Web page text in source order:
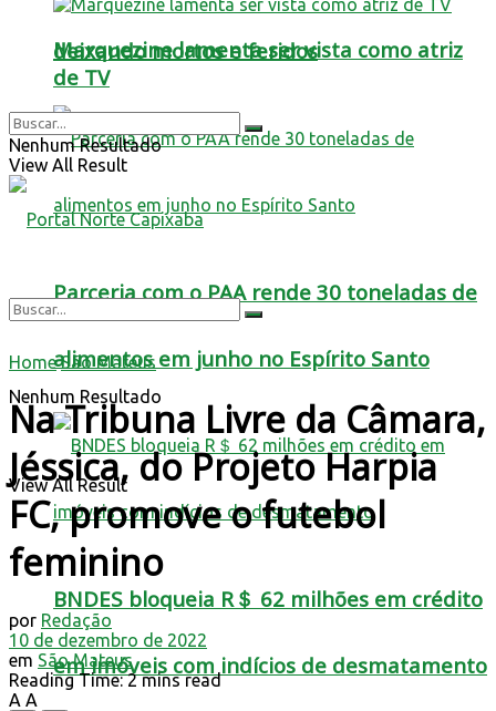
deixando mortos e feridos
Parceria com o PAA rende 30 toneladas de
alimentos em junho no Espírito Santo
BNDES bloqueia R＄ 62 milhões em crédito
em imóveis com indícios de desmatamento
Marquezine lamenta ser vista como atriz
de TV
Nenhum Resultado
View All Result
Nenhum Resultado
View All Result
Home São Mateus
Na Tribuna Livre da Câmara,
Jéssica, do Projeto Harpia
FC, promove o futebol
feminino
por Redação
10 de dezembro de 2022
em São Mateus
Reading Time: 2 mins read
A A